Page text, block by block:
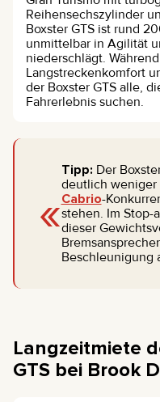
Reihensechszylinder
Boxster GTS ist rund
unmittelbar in Agilität
niederschlägt.
Langstreckenkomfort
der Boxster GTS alle,
Fahrerlebnis suchen.
«
Tipp: Der
deutlich weniger
Cabrio-
stehen. Im Stop-
dieser
Beschleunigung
Langzeitmiete
GTS bei Brook